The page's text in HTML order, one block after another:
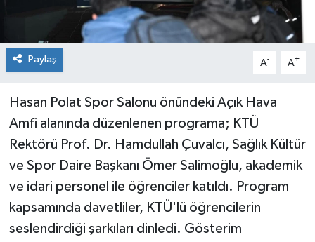
Paylaş A- A+
Hasan Polat Spor Salonu önündeki Açık Hava
Amfi alanında düzenlenen programa; KTÜ
Rektörü Prof. Dr. Hamdullah Çuvalcı, Sağlık Kültür
ve Spor Daire Başkanı Ömer Salimoğlu, akademik
ve idari personel ile öğrenciler katıldı. Program
kapsamında davetliler, KTÜ'lü öğrencilerin
seslendirdiği şarkıları dinledi. Gösterim